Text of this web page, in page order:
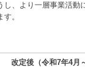
、より一層事業活動
。
改定後（令和7年4月